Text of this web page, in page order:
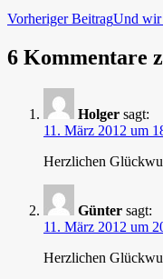
Vorheriger BeitragUnd wir
6 Kommentare
Holger sagt:
11. März 2012 um
Herzlichen
Günter sagt:
11. März 2012 um
Herzlichen